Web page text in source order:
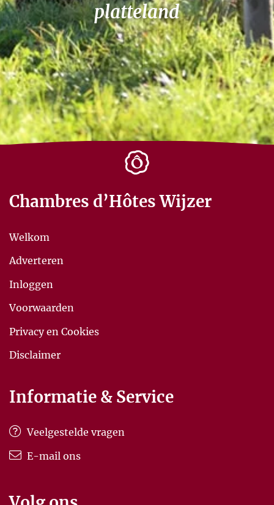
platteland
Chambres d’Hôtes Wijzer
Welkom
Adverteren
Inloggen
Voorwaarden
Privacy en Cookies
Disclaimer
Informatie & Service
Veelgestelde vragen
E-mail ons